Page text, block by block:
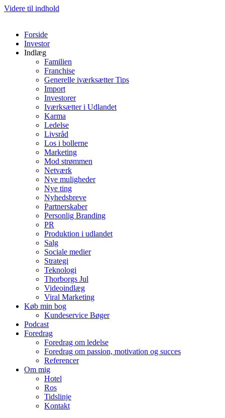
Videre til indhold
Forside
Investor
Indlæg
Familien
Franchise
Generelle iværksætter Tips
Import
Investorer
Iværksætter i Udlandet
Karma
Ledelse
Livsråd
Los i bollerne
Marketing
Mod strømmen
Netværk
Nye muligheder
Nye ting
Nyhedsbreve
Partnerskaber
Personlig Branding
PR
Produktion i udlandet
Salg
Sociale medier
Strategi
Teknologi
Thorborgs Jul
Videoindlæg
Viral Marketing
Køb min bog
Kundeservice Bøger
Podcast
Foredrag
Foredrag om ledelse
Foredrag om passion, motivation og succes
Referencer
Om mig
Hotel
Ros
Tidslinje
Kontakt